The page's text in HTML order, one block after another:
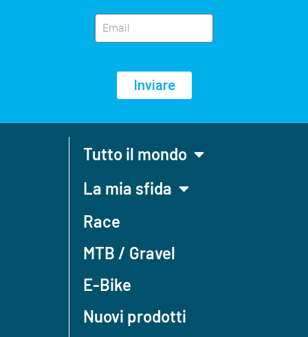
Inviare
Tutto il mondo
La mia sfida
Race
MTB / Gravel
E-Bike
Nuovi prodotti